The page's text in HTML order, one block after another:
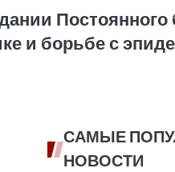
и борьбе с
САМЫЕ
НОВОСТИ